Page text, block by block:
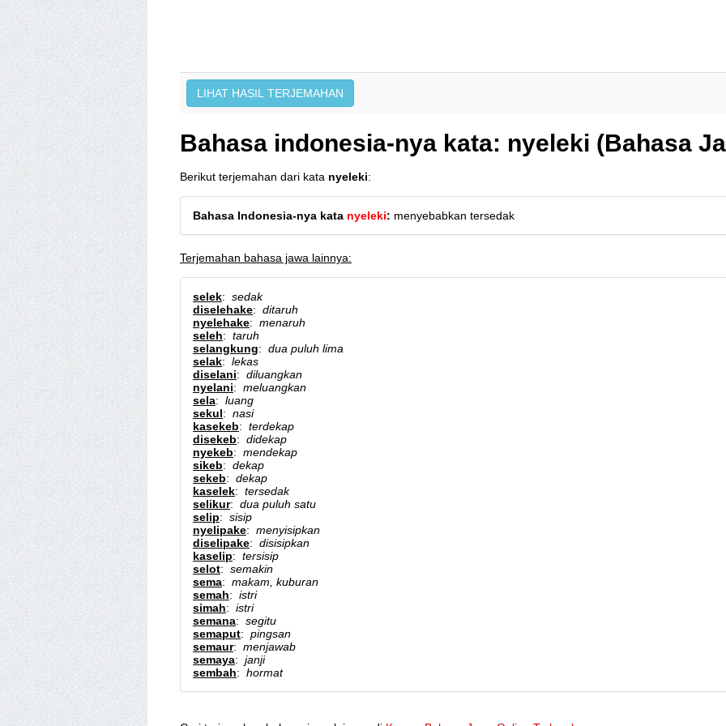
Bahasa indonesia-nya kata: nyeleki (Bahasa
Berikut terjemahan dari kata nyeleki:
Bahasa Indonesia-nya kata nyeleki: menyebabkan tersedak
Terjemahan bahasa jawa lainnya:
selek: sedak
diselehake: ditaruh
nyelehake: menaruh
seleh: taruh
selangkung: dua puluh lima
selak: lekas
diselani: diluangkan
nyelani: meluangkan
sela: luang
sekul: nasi
kasekeb: terdekap
disekeb: didekap
nyekeb: mendekap
sikeb: dekap
sekeb: dekap
kaselek: tersedak
selikur: dua puluh satu
selip: sisip
nyelipake: menyisipkan
diselipake: disisipkan
kaselip: tersisip
selot: semakin
sema: makam, kuburan
semah: istri
simah: istri
semana: segitu
semaput: pingsan
semaur: menjawab
semaya: janji
sembah: hormat